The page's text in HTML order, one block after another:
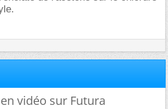
vidéo sur Futura